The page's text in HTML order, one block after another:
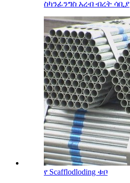
ስካንፊንግስ አረብ ብረት ሳቢያ
የ Scafflodloding ቱቦ